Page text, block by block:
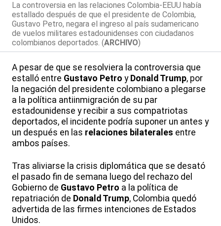
La controversia en las relaciones Colombia-EEUU había
estallado después de que el presidente de Colombia,
Gustavo Petro, negara el ingreso al país sudamericano
de vuelos militares estadounidenses con ciudadanos
colombianos deportados. (ARCHIVO)
A pesar de que se resolviera la controversia que
estalló entre Gustavo Petro y Donald Trump, por
la negación del presidente colombiano a plegarse
a la política antiinmigración de su par
estadounidense y recibir a sus compatriotas
deportados, el incidente podría suponer un antes y
un después en las relaciones bilaterales entre
ambos países.
Tras aliviarse la crisis diplomática que se desató
el pasado fin de semana luego del rechazo del
Gobierno de Gustavo Petro a la política de
repatriación de Donald Trump, Colombia quedó
advertida de las firmes intenciones de Estados
Unidos.